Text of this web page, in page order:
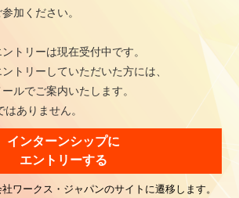
加ください。
トリーは現在受付中です。
トリーしていただいた方には、
ルでご案内いたします。
ありません。
インターンシップに
エントリーする
ワークス・ジャパンのサイトに遷移します。